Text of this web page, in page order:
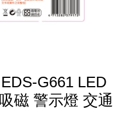
G661 LED
磁 警示燈 交通